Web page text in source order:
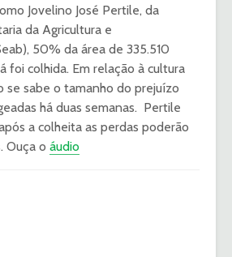
Jovelino José Pertile, da
da Agricultura e
50% da área de 335.510
foi colhida. Em relação à cultura
se sabe o tamanho do prejuízo
há duas semanas. Pertile
a colheita as perdas poderão
Ouça o áudio